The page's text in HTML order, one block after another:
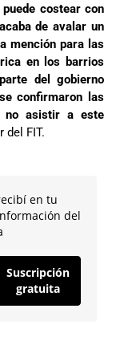
costear con
de avalar un
mención para las
en los barrios
del gobierno
confirmaron las
no asistir a este
del FIT.
en tu
del
Suscripción
gratuita